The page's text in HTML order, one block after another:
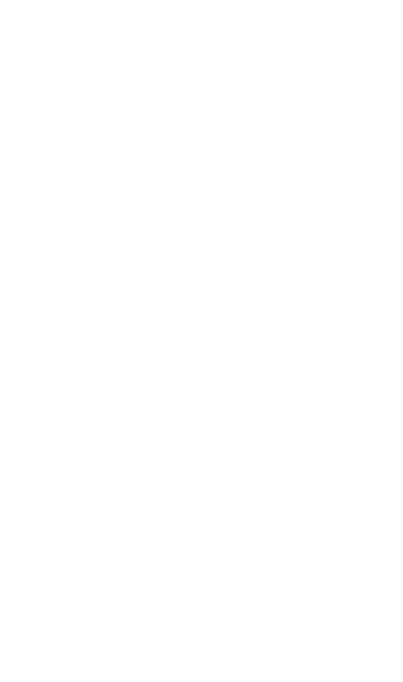
kakvu svijet tek otkriva